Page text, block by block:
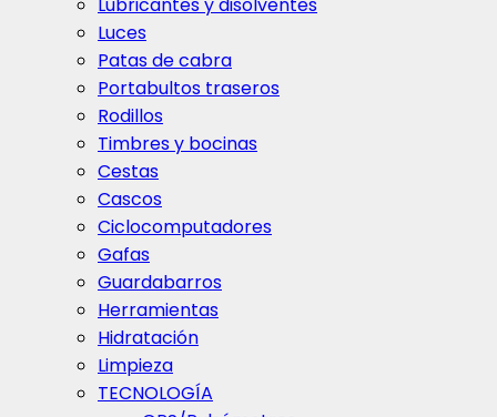
Luces
Patas de cabra
Portabultos traseros
Rodillos
Timbres y bocinas
Cestas
Cascos
Ciclocomputadores
Gafas
Guardabarros
Herramientas
Hidratación
Limpieza
TECNOLOGÍA